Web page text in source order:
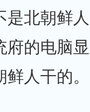
是北朝鲜人
府的电脑
人干的。